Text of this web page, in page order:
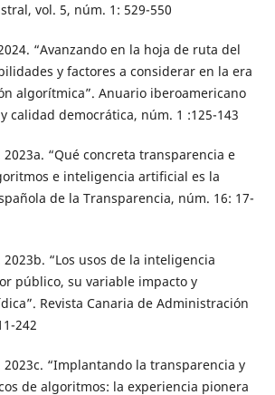
vol. 5, núm. 1: 529-550
2024. “Avanzando en la hoja de ruta del
y factores a considerar en la era
algorítmica”. Anuario iberoamericano
calidad democrática, núm. 1 :125-143
2023a. “Qué concreta transparencia e
e inteligencia artificial es la
de la Transparencia, núm. 16: 17-
2023b. “Los usos de la inteligencia
público, su variable impacto y
Revista Canaria de Administración
242
2023c. “Implantando la transparencia y
de algoritmos: la experiencia pionera